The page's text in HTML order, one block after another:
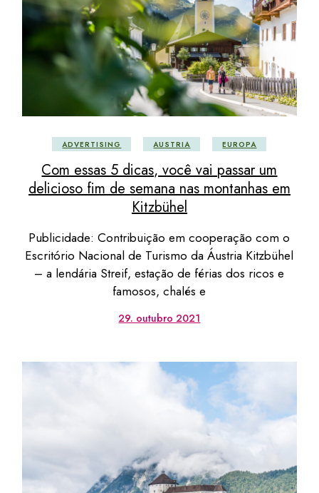
ADVERTISING AUSTRIA EUROPA
Com essas 5 dicas, você vai passar um
delicioso fim de semana nas montanhas em
Kitzbühel
Publicidade: Contribuição em cooperação com o
Escritório Nacional de Turismo da Áustria Kitzbühel
– a lendária Streif, estação de férias dos ricos e
famosos, chalés e
29. outubro 2021